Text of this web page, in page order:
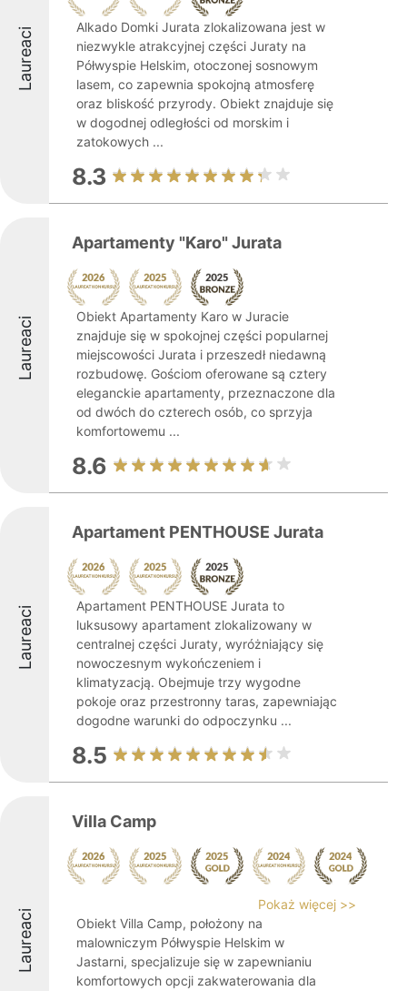
Laureaci
Alkado Domki Jurata zlokalizowana jest w
niezwykle atrakcyjnej części Juraty na
Półwyspie Helskim, otoczonej sosnowym
lasem, co zapewnia spokojną atmosferę
oraz bliskość przyrody. Obiekt znajduje się
w dogodnej odległości od morskim i
zatokowych ...
8.3
Laureaci
Apartamenty "Karo" Jurata
Obiekt Apartamenty Karo w Juracie
znajduje się w spokojnej części popularnej
miejscowości Jurata i przeszedł niedawną
rozbudowę. Gościom oferowane są cztery
eleganckie apartamenty, przeznaczone dla
od dwóch do czterech osób, co sprzyja
komfortowemu ...
8.6
Laureaci
Apartament PENTHOUSE Jurata
Apartament PENTHOUSE Jurata to
luksusowy apartament zlokalizowany w
centralnej części Juraty, wyróżniający się
nowoczesnym wykończeniem i
klimatyzacją. Obejmuje trzy wygodne
pokoje oraz przestronny taras, zapewniając
dogodne warunki do odpoczynku ...
8.5
Laureaci
Villa Camp
Pokaż więcej >>
Obiekt Villa Camp, położony na
malowniczym Półwyspie Helskim w
Jastarni, specjalizuje się w zapewnianiu
komfortowych opcji zakwaterowania dla